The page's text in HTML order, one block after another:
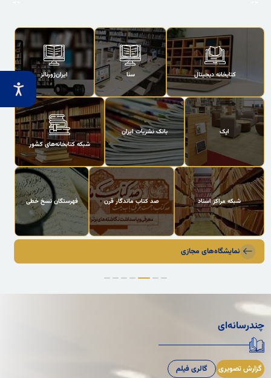
کتابخانه دیجیتال سنا ایران‌ژورنالز
اپک
بانک نشریات ایران
شبکه کتابخانه‌های کشور
شبکه مراکز اسناد صد کتاب ماندگار قرن فهرستگان نسخ خطی
سایت کودکان و نوجوانان
چندرسانه‌ای
گزارش تصویری گالری فیلم